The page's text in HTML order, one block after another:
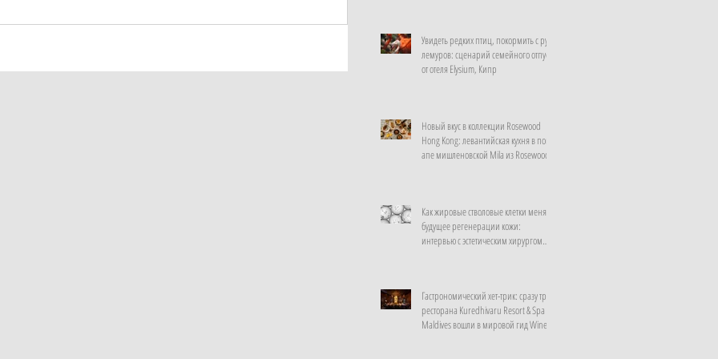
Увидеть редких птиц, покормить с рук
лемуров: сценарий семейного отпуска
от отеля Elysium, Кипр
Новый вкус в коллекции Rosewood
Hong Kong: левантийская кухня в поп-
апе мишленовской Mila из Rosewood
Как жировые стволовые клетки меняют
будущее регенерации кожи:
интервью с эстетическим хирургом
Гастрономический хет-трик: сразу три
ресторана Kuredhivaru Resort & Spa
Maldives вошли в мировой гид Wine